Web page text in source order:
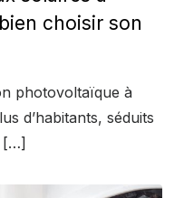
choisir son
photovoltaïque à
d’habitants, séduits
[…]